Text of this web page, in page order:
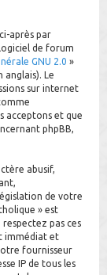
après par
de forum
GNU 2.0 »
anglais). Le
sur internet
acceptons et que
phpBB,
abusif,
de votre
» est
pas ces
immédiat et
fournisseur
IP de tous les